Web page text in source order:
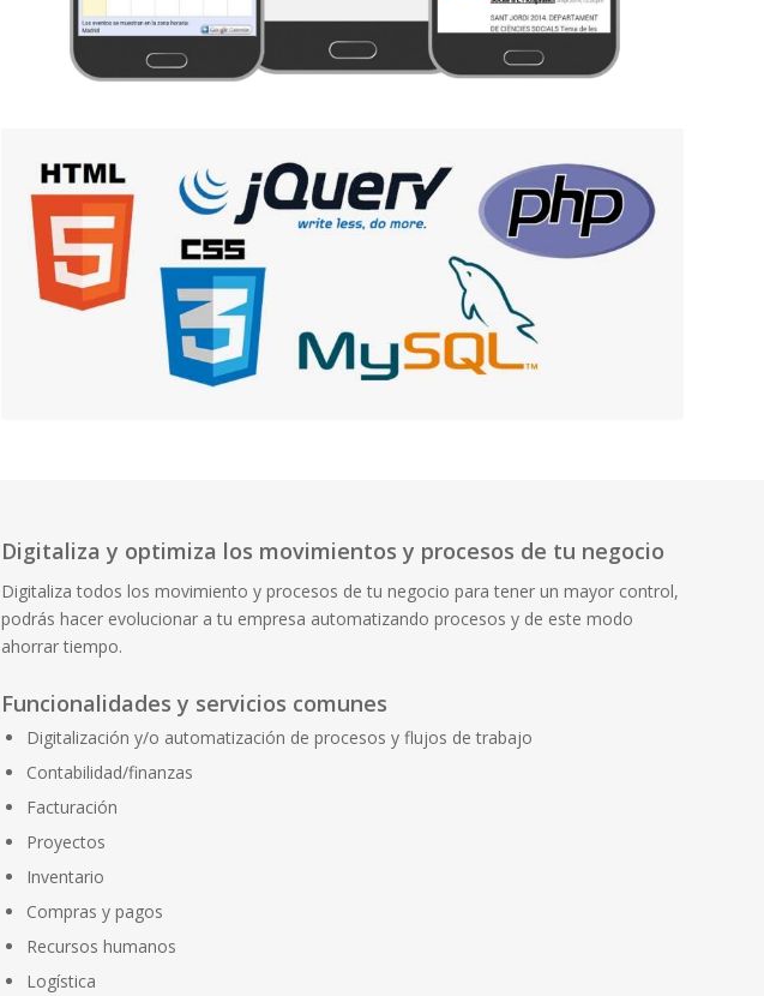
Digitaliza y optimiza los movimientos y procesos de tu negocio
Digitaliza todos los movimiento y procesos de tu negocio para tener un mayor control,
podrás hacer evolucionar a tu empresa automatizando procesos y de este modo
ahorrar tiempo.
Funcionalidades y servicios comunes
Digitalización y/o automatización de procesos y flujos de trabajo
Contabilidad/finanzas
Facturación
Proyectos
Inventario
Compras y pagos
Recursos humanos
Logística